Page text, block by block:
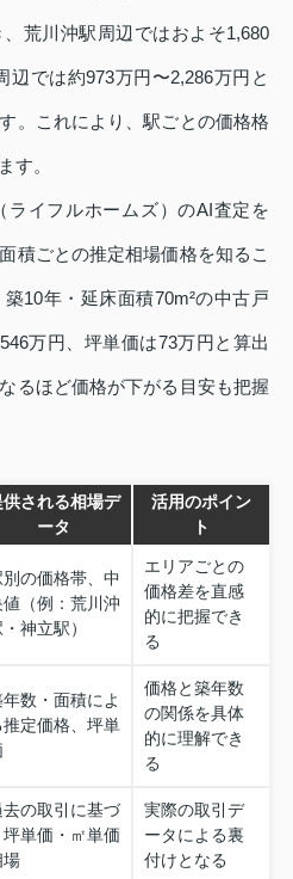
荒川沖駅周辺ではおよそ1,680
辺では約973万円〜2,286万円と
。これにより、駅ごとの価格格
す。
ライフルホームズ）のAI査定を
積ごとの推定相場価格を知るこ
10年・延床面積70m²の中古戸
万円、坪単価は73万円と算出
るほど価格が下がる目安も把握
供される相場デ
ータ
活用のポイン
ト
別の価格帯、中
値（例：荒川沖
神立駅）
エリアごとの
価格差を直感
的に把握でき
る
年数・面積によ
推定価格、坪単
価格と築年数
の関係を具体
的に理解でき
る
去の取引に基づ
坪単価・㎡単価
場
実際の取引デ
ータによる裏
付けとなる